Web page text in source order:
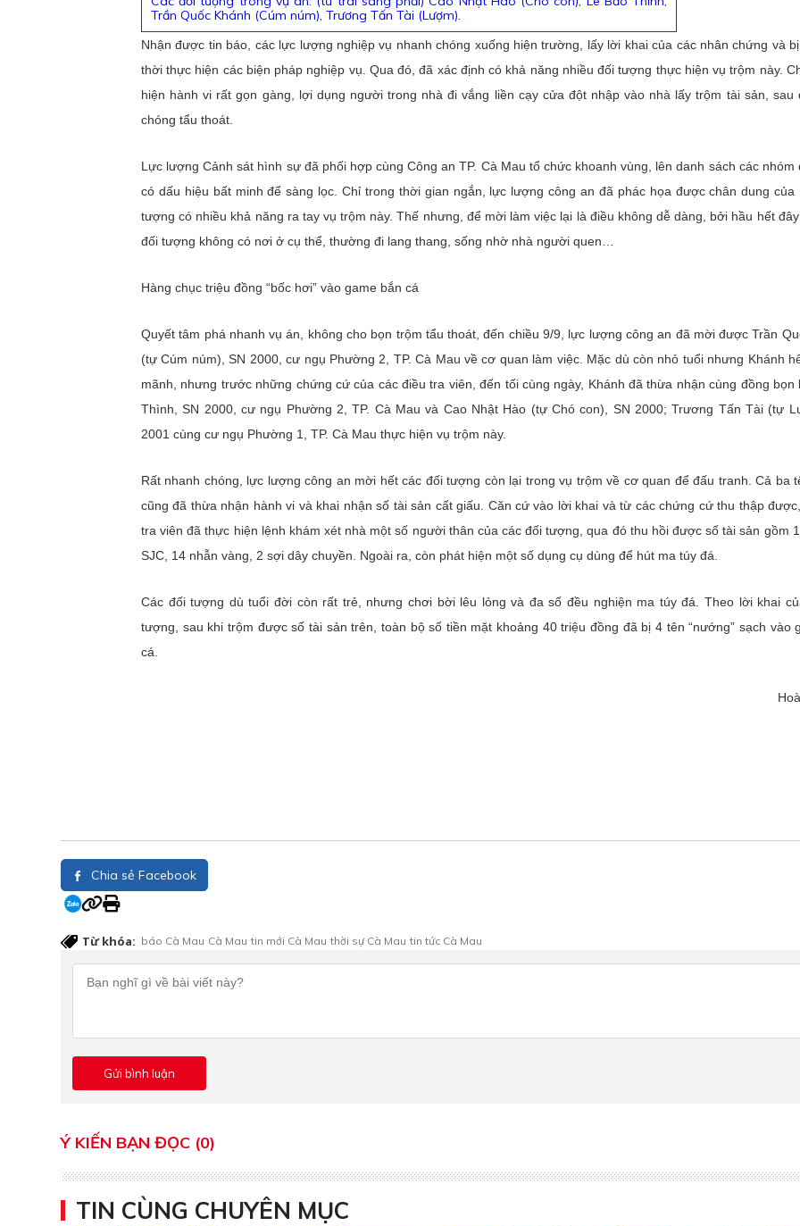
Trần Quốc Khánh (Cúm núm), Trương Tấn Tài (Lượm).
Nhận được tin báo, các lực lượng nghiệp vụ nhanh chóng xuống hiện trường, lấy lời khai của các nhân chứng và
thời thực hiện các biện pháp nghiệp vụ. Qua đó, đã xác định có khả năng nhiều đối tượng thực hiện vụ trộm này.
hiện hành vi rất gọn gàng, lợi dụng người trong nhà đi vắng liền cạy cửa đột nhập vào nhà lấy trộm tài sản, sau
chóng tẩu thoát.
Lực lượng Cảnh sát hình sự đã phối hợp cùng Công an TP. Cà Mau tổ chức khoanh vùng, lên danh sách các nhóm
có dấu hiệu bất minh để sàng lọc. Chỉ trong thời gian ngắn, lực lượng công an đã phác họa được chân dung của
tượng có nhiều khả năng ra tay vụ trộm này. Thế nhưng, để mời làm việc lại là điều không dễ dàng, bởi hầu hết
đối tượng không có nơi ở cụ thể, thường đi lang thang, sống nhờ nhà người quen…
Hàng chục triệu đồng “bốc hơi” vào game bắn cá
Quyết tâm phá nhanh vụ án, không cho bọn trộm tẩu thoát, đến chiều 9/9, lực lượng công an đã mời được Trần
(tự Cúm núm), SN 2000, cư ngụ Phường 2, TP. Cà Mau về cơ quan làm việc. Mặc dù còn nhỏ tuổi nhưng Khánh
mãnh, nhưng trước những chứng cứ của các điều tra viên, đến tối cùng ngày, Khánh đã thừa nhận cùng đồng bọn
Thình, SN 2000, cư ngụ Phường 2, TP. Cà Mau và Cao Nhật Hào (tự Chó con), SN 2000; Trương Tấn Tài (tự
2001 cùng cư ngụ Phường 1, TP. Cà Mau thực hiện vụ trộm này.
Rất nhanh chóng, lực lượng công an mời hết các đối tượng còn lại trong vụ trộm về cơ quan để đấu tranh. Cả ba
cũng đã thừa nhận hành vi và khai nhận số tài sản cất giấu. Căn cứ vào lời khai và từ các chứng cứ thu thập
tra viên đã thực hiện lệnh khám xét nhà một số người thân của các đối tượng, qua đó thu hồi được số tài sản gồm
SJC, 14 nhẫn vàng, 2 sợi dây chuyền. Ngoài ra, còn phát hiện một số dụng cụ dùng để hút ma túy đá.
Các đối tượng dù tuổi đời còn rất trẻ, nhưng chơi bời lêu lỏng và đa số đều nghiện ma túy đá. Theo lời khai
tượng, sau khi trộm được số tài sản trên, toàn bộ số tiền mặt khoảng 40 triệu đồng đã bị 4 tên “nướng” sạch vào
cá.
Chia sẻ Facebook
Từ khóa: báo Cà Mau Cà Mau tin mới Cà Mau thời sự Cà Mau tin tức Cà Mau
Ý KIẾN BẠN ĐỌC (0)
TIN CÙNG CHUYÊN MỤC